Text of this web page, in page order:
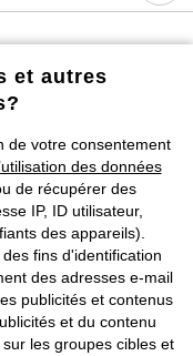
de port & de service
des cookies
le contrat
réservés.
et autres
de votre consentement
des données
de récupérer des
IP, ID utilisateur,
des appareils).
fins d'identification
des adresses e-mail
publicités et contenus
et du contenu
les groupes cibles et